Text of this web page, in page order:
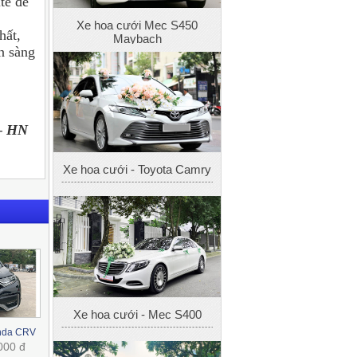
sàng
HN
CRV
đ
Xe hoa cưới - Toyota Camry
Xe hoa cưới - Mec S400